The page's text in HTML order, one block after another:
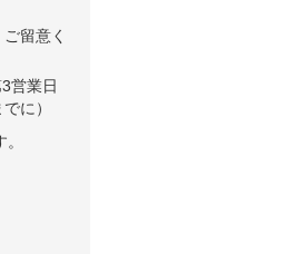
留意く
営業日
に）